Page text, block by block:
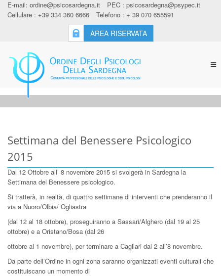
E-mail: ordine@psicosardegna.it PEC : psicosardegna@psypec.it
Cellulare : +39 334 360 6666
Telefono : + 39 070 655591
AREA RISERVATA
Settimana del Benessere Psicologico
2015
Dal 12 Ottobre all’ 8 novembre 2015 si svolgerà in Sardegna la
Settimana del Benessere psicologico.
Si tratterà, in realtà, di quattro settimane di interventi che prenderanno il
via a Nuoro/Olbia/ Ogliastra
(dal 12 al 18 ottobre), proseguiranno a Sassari/Alghero (dal 19 al 25
ottobre) e a Oristano/Bosa (dal 26
ottobre al 1 novembre), per terminare a Cagliari dal 2 all’8 novembre.
Da parte dell’Ordine in ogni zona saranno organizzati eventi culturali che
costituiscano un momento di